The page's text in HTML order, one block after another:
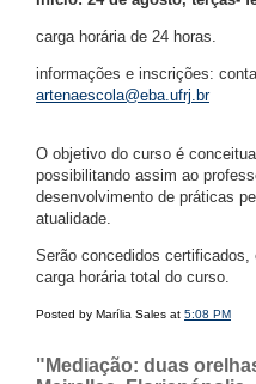
carga horária de 24 horas.
informações e inscrições:
artenaescola@eba.ufrj.br
O objetivo do curso é
possibilitando assim ao
desenvolvimento de práticas
atualidade.
Serão concedidos
carga horária total do curso.
Posted by Marília Sales at 5:08 PM
"Mediação: duas